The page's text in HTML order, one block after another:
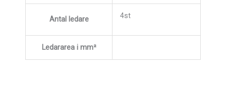
Antal ledare 4st
Ledararea i mm²